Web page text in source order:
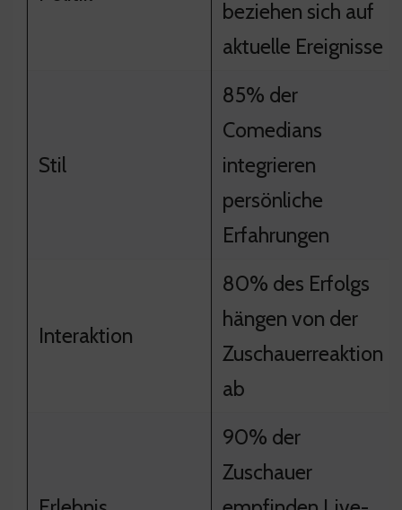
beziehen sich auf
aktuelle Ereignisse
Stil
85% der
Comedians
integrieren
persönliche
Erfahrungen
Interaktion
80% des Erfolgs
hängen von der
Zuschauerreaktion
ab
90% der
Zuschauer